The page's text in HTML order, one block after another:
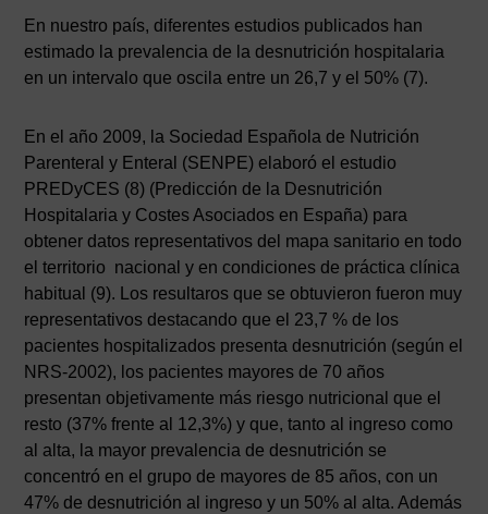
En nuestro país, diferentes estudios publicados han
estimado la prevalencia de la desnutrición hospitalaria
en un intervalo que oscila entre un 26,7 y el 50% (7).
En el año 2009, la Sociedad Española de Nutrición
Parenteral y Enteral (SENPE) elaboró el estudio
PREDyCES (8) (Predicción de la Desnutrición
Hospitalaria y Costes Asociados en España) para
obtener datos representativos del mapa sanitario en todo
el territorio nacional y en condiciones de práctica clínica
habitual (9). Los resultaros que se obtuvieron fueron muy
representativos destacando que el 23,7 % de los
pacientes hospitalizados presenta desnutrición (según el
NRS-2002), los pacientes mayores de 70 años
presentan objetivamente más riesgo nutricional que el
resto (37% frente al 12,3%) y que, tanto al ingreso como
al alta, la mayor prevalencia de desnutrición se
concentró en el grupo de mayores de 85 años, con un
47% de desnutrición al ingreso y un 50% al alta. Además